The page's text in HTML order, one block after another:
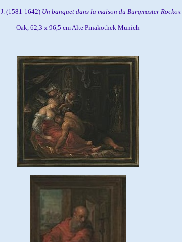
(1581-1642) Un banquet dans la maison du Burgmaster Rockox
Oak, 62,3 x 96,5 cm Alte Pinakothek Munich